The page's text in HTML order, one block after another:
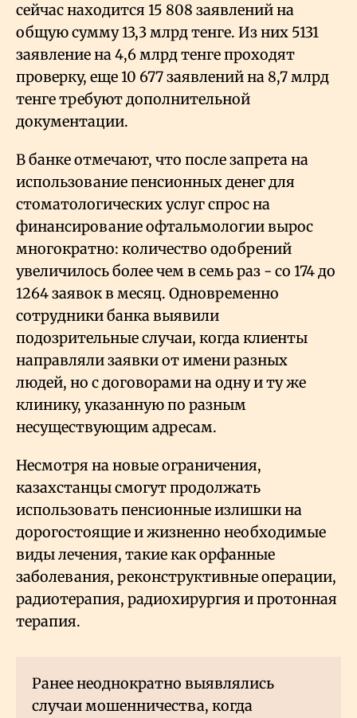
сейчас находится 15 808 заявлений на
общую сумму 13,3 млрд тенге. Из них 5131
заявление на 4,6 млрд тенге проходят
проверку, еще 10 677 заявлений на 8,7 млрд
тенге требуют дополнительной
документации.
В банке отмечают, что после запрета на
использование пенсионных денег для
стоматологических услуг спрос на
финансирование офтальмологии вырос
многократно: количество одобрений
увеличилось более чем в семь раз - со 174 до
1264 заявок в месяц. Одновременно
сотрудники банка выявили
подозрительные случаи, когда клиенты
направляли заявки от имени разных
людей, но с договорами на одну и ту же
клинику, указанную по разным
несуществующим адресам.
Несмотря на новые ограничения,
казахстанцы смогут продолжать
использовать пенсионные излишки на
дорогостоящие и жизненно необходимые
виды лечения, такие как орфанные
заболевания, реконструктивные операции,
радиотерапия, радиохирургия и протонная
терапия.
Ранее неоднократно выявлялись
случаи мошенничества, когда